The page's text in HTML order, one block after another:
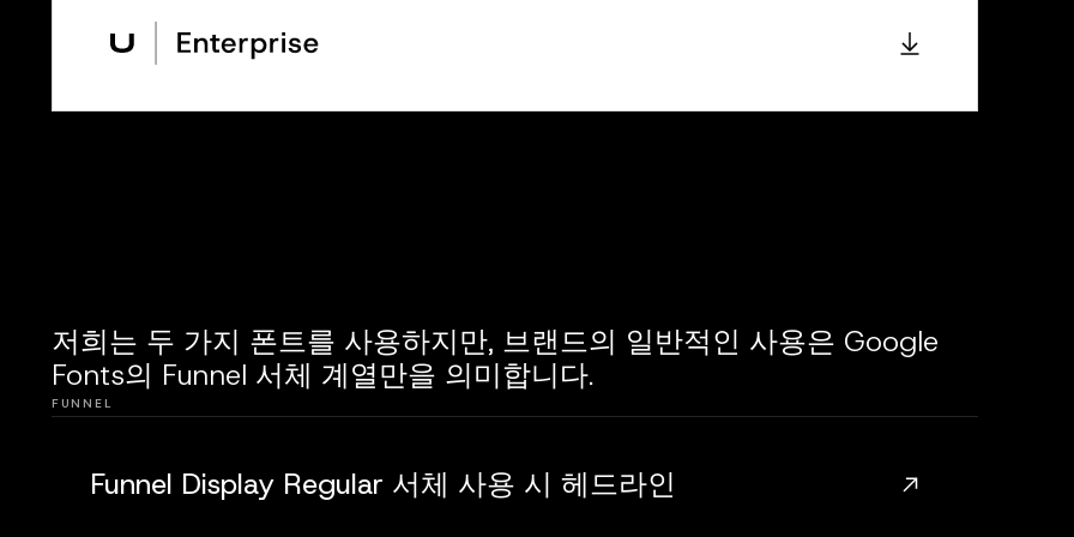
저희는 두 가지 폰트를 사용하지만, 브랜드의 일반적인 사용은 Google
Fonts의 Funnel 서체 계열만을 의미합니다.
FUNNEL
Funnel Display Regular 서체 사용 시 헤드라인